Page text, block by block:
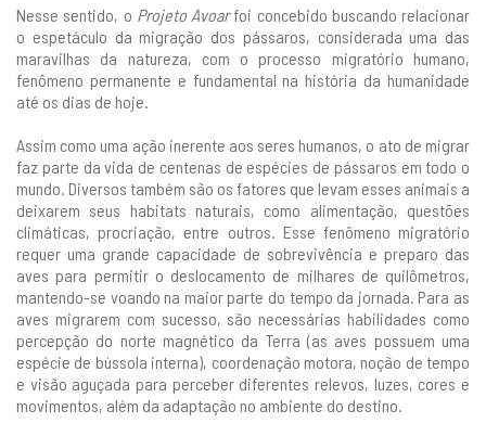
Nesse sentido, o Projeto Avoarfoi concebido buscando relacionar
o espetáculo da migração dos pássaros, considerada uma das
maravilhas da natureza, com o processo migratório humano,
fenômeno permanente e fundamental na história da humanidade
até os dias de hoje.
Assim como uma ação inerente aos seres humanos, o ato de migrar
faz parte da vida de centenas de espécies de pássaros em todo o
mundo. Diversos também são os fatores que levam esses animais a
deixarem seus habitats naturais, como alimentação, questões
climáticas, procriação, entre outros. Esse fenômeno migratório
requer uma grande capacidade de sobrevivência e preparo das
aves para permitir o deslocamento de milhares de quilômetros,
mantendo-se voando na maior parte do tempo da jornada. Para as
aves migrarem com sucesso, são necessárias habilidades como
percepção do norte magnético da Terra (as aves possuem uma
espécie de bússola interna), coordenação motora, noção de tempo
e visão aguçada para perceber diferentes relevos, luzes, cores e
movimentos, além da adaptação no ambiente do destino.